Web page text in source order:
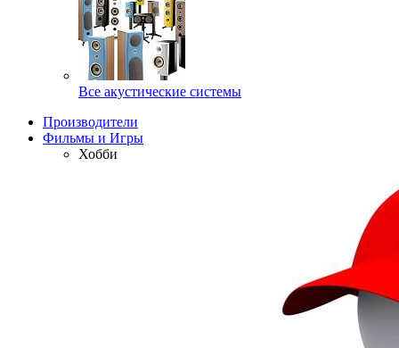
Все акустические системы
Производители
Фильмы и Игры
Хобби